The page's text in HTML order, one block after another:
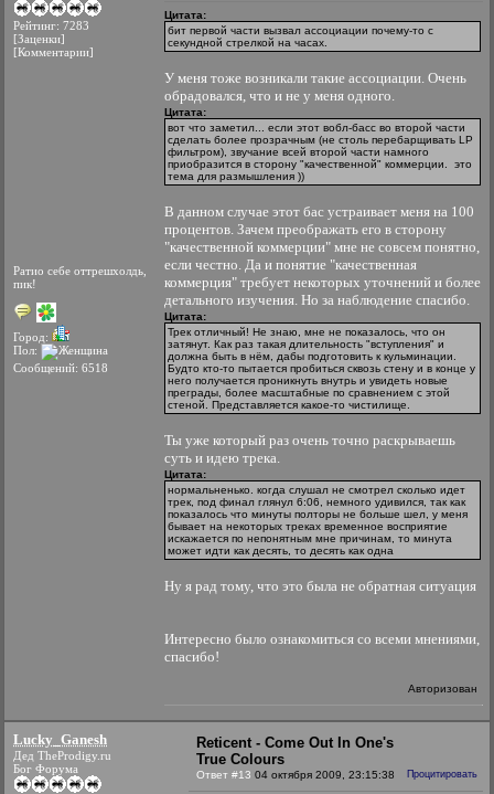
Рейтинг: 7283
[Заценки]
[Комментарии]
Ратио себе оттрешхолдь,
пик!
Город:
Пол:
Сообщений: 6518
Цитата:
бит первой части вызвал ассоциации почему-то с
секундной стрелкой на часах.
У меня тоже возникали такие ассоциации. Очень
обрадовался, что и не у меня одного.
Цитата:
вот что заметил... если этот вобл-басс во второй части
сделать более прозрачным (не столь перебарщивать LP
фильтром), звучание всей второй части намного
приобразится в сторону "качественной" коммерции. это
тема для размышления ))
В данном случае этот бас устраивает меня на 100
процентов. Зачем преображать его в сторону
"качественной коммерции" мне не совсем понятно,
если честно. Да и понятие "качественная
коммерция" требует некоторых уточнений и более
детального изучения. Но за наблюдение спасибо.
Цитата:
Трек отличный! Не знаю, мне не показалось, что он
затянут. Как раз такая длительность "вступления" и
должна быть в нём, дабы подготовить к кульминации.
Будто кто-то пытается пробиться сквозь стену и в конце у
него получается проникнуть внутрь и увидеть новые
преграды, более масштабные по сравнением с этой
стеной. Представляется какое-то чистилище.
Ты уже который раз очень точно раскрываешь
суть и идею трека.
Цитата:
нормальненько. когда слушал не смотрел сколько идет
трек, под финал глянул 6:06, немного удивился, так как
показалось что минуты полторы не больше шел, у меня
бывает на некоторых треках временное восприятие
искажается по непонятным мне причинам, то минута
может идти как десять, то десять как одна
Ну я рад тому, что это была не обратная ситуация
Интересно было ознакомиться со всеми мнениями,
спасибо!
Авторизован
Lucky_Ganesh
Дед TheProdigy.ru
Бог Форума
Reticent - Come Out In One's
True Colours
Ответ #13 04 октября 2009, 23:15:38 Процитировать